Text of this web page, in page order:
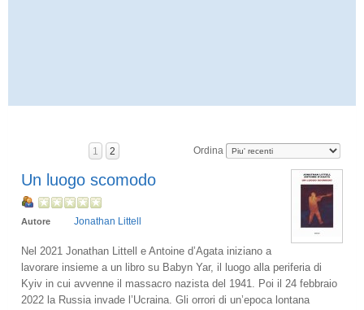
1 2 Ordina
Un luogo scomodo
Autore Jonathan Littell
Nel 2021 Jonathan Littell e Antoine d’Agata iniziano a
lavorare insieme a un libro su Babyn Yar, il luogo alla periferia di
Kyiv in cui avvenne il massacro nazista del 1941. Poi il 24 febbraio
2022 la Russia invade l’Ucraina. Gli orrori di un’epoca lontana